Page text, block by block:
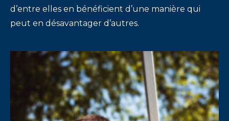
d’entre elles en bénéficient d’une manière qui
peut en désavantager d’autres.